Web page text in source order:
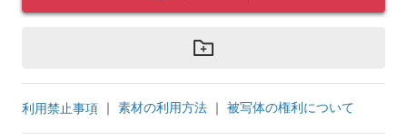
利用禁止事項 ｜ 素材の利用方法 ｜ 被写体の権利について